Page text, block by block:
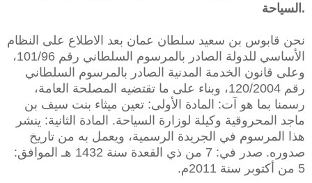
السياحة.
نحن قابوس بن سعيد سلطان عمان بعد الاطلاع على النظام
الأساسي للدولة الصادر بالمرسوم السلطاني رقم 101/96،
وعلى قانون الخدمة المدنية الصادر بالمرسوم السلطاني
رقم 120/2004، وبناء على ما تقتضيه المصلحة العامة،
رسمنا بما هو آت: المادة الأولى: تعين ميثاء بنت سيف بن
ماجد المحروقية وكيلة لوزارة السياحة. المادة الثانية: ينشر
هذا المرسوم في الجريدة الرسمية، ويعمل به من تاريخ
صدوره. صدر في: 7 من ذي القعدة سنة 1432 هـ الموافق:
5 من أكتوبر سنة 2011م.